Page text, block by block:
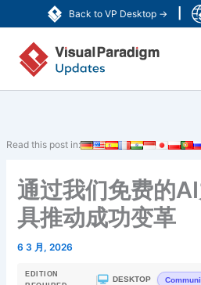
Back to VP Desktop →
至
Read this post in:
通过我们免费的
具推动成功变革
6 3 月, 2026
EDITION
| DESKTOP